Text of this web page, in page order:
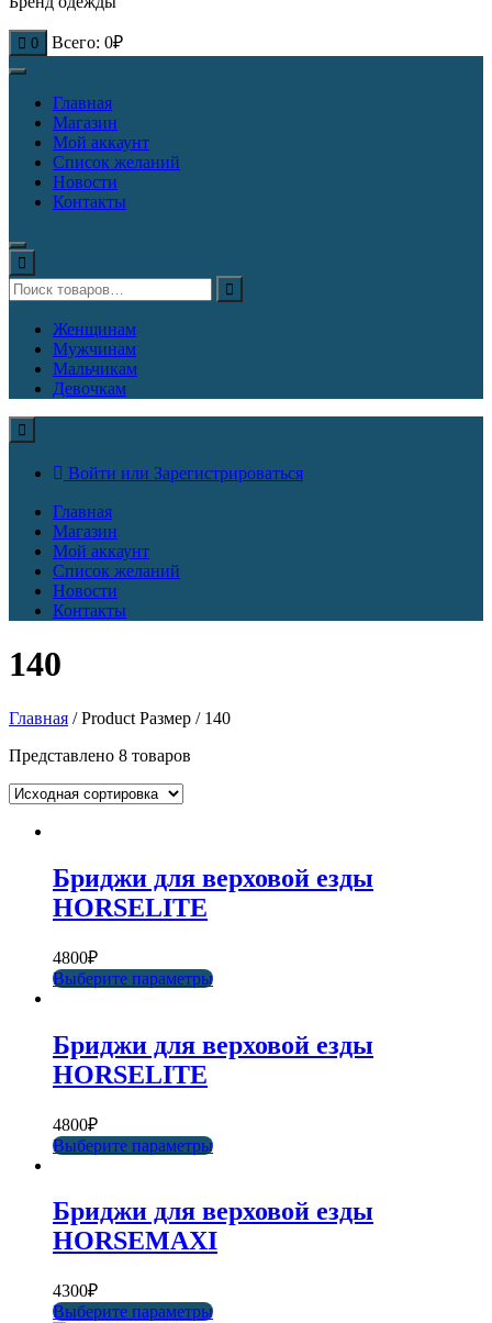
0 Всего: 0₽
Главная
Магазин
Мой аккаунт
Список желаний
Новости
Контакты
Женщинам
Мужчинам
Мальчикам
Девочкам
Войти или Зарегистрироваться
Главная
Магазин
Мой аккаунт
Список желаний
Новости
Контакты
140
Главная / Product Размер / 140
Представлено 8 товаров
Бриджи для верховой езды
HORSELITE
4800₽
Выберите параметры
Бриджи для верховой езды
HORSELITE
4800₽
Выберите параметры
Бриджи для верховой езды
HORSEMAXI
4300₽
Выберите параметры